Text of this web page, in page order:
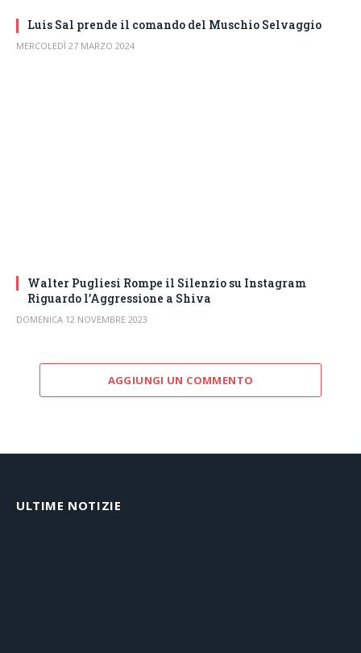
Luis Sal prende il comando del Muschio Selvaggio
MERCOLEDÌ 27 MARZO 2024
Walter Pugliesi Rompe il Silenzio su Instagram
Riguardo l’Aggressione a Shiva
DOMENICA 12 NOVEMBRE 2023
AGGIUNGI UN COMMENTO
ULTIME NOTIZIE